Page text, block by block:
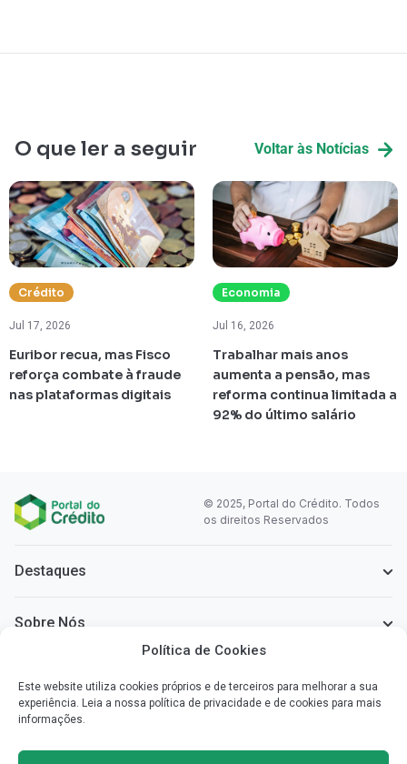
Política de Cookies
Este website utiliza cookies próprios e de terceiros para melhorar a sua
experiência. Leia a nossa política de privacidade e de cookies para mais
informações.
O que ler a seguir Voltar às Notícias
Crédito
Jul 17, 2026
Euribor recua, mas Fisco
reforça combate à fraude
nas plataformas digitais
Economia
Jul 16, 2026
Trabalhar mais anos
aumenta a pensão, mas
reforma continua limitada a
92% do último salário
© 2025, Portal do Crédito. Todos
os direitos Reservados
Destaques
Sobre Nós